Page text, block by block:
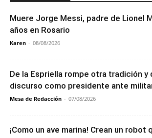
Muere Jorge Messi, padre de Lionel
años en Rosario
Karen - 08/08/2026
De la Espriella rompe otra tradición y
discurso como presidente ante
Mesa de Redacción - 07/08/2026
¡Como un ave marina! Crean un robot